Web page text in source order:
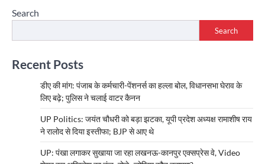
Search
Search
Recent Posts
डीए की मांग: पंजाब के कर्मचारी-पेंशनर्स का हल्ला बोल, विधानसभा घेराव के
लिए बढ़े; पुलिस ने चलाई वाटर कैनन
UP Politics: जयंत चौधरी को बड़ा झटका, यूपी प्रदेश अध्यक्ष रामाशीष राय
ने रालोद से दिया इस्तीफा; BJP से आए थे
UP: पंखा लगाकर सुखाया जा रहा लखनऊ-कानपुर एक्सप्रेस वे, Video